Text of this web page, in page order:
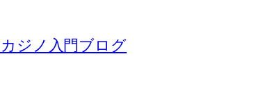
ジノ入門ブログ